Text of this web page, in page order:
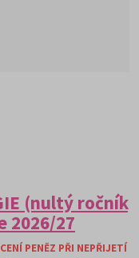
(nultý ročník)
2026/27
PENĚZ PŘI NEPŘIJETÍ